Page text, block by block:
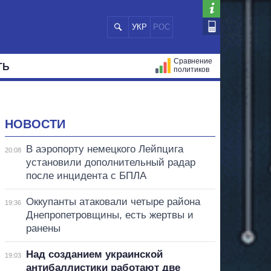
УКР РОС
Сравнение
политиков
НОВОСТИ
20:08
В аэропорту немецкого Лейпцига
установили дополнительный радар
после инцидента с БПЛА
19:36
Оккупанты атаковали четыре района
Днепропетровщины, есть жертвы и
ранены
19:03
Над созданием украинской
антибаллистики работают две